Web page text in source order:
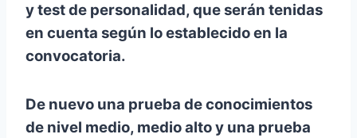
y test de personalidad, que serán tenidas
en cuenta según lo establecido en la
convocatoria.
De nuevo una prueba de conocimientos
de nivel medio, medio alto y una prueba